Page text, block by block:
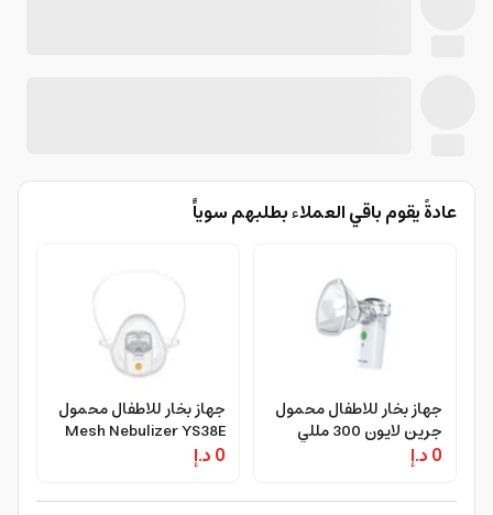
عادةً يقوم باقي العملاء بطلبهم سوياًً
جهاز بخار للاطفال محمول
جرين لايون 300 مللي
Portable Nebulizer
0 د.إ
جهاز بخار للاطفال محمول
Mesh Nebulizer YS38E
for Adult & Baby
0 د.إ